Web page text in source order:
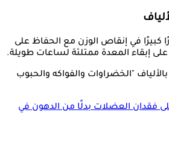
كبيرًا في إنقاص الوزن مع الحفاظ على
إبقاء المعدة ممتلئة لساعات طويلة.
"الخضراوات والفواكه والحبوب
فقدان العضلات بدلًا من الدهون في